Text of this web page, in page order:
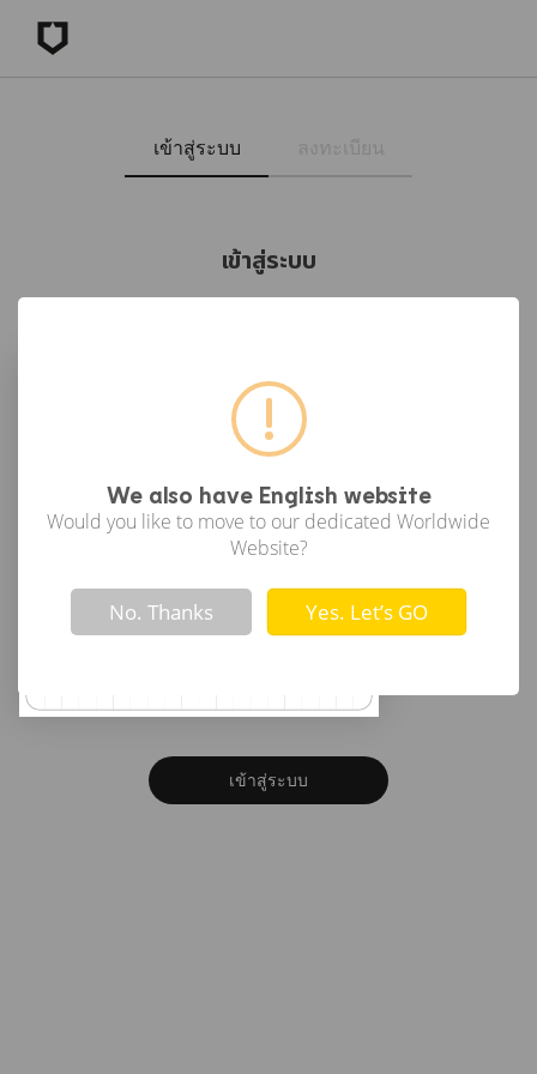
We also have English website
Would you like to move to our dedicated Worldwide
Website?
! Not valid!
No. Thanks Yes. Let’s GO
เข้าสู่ระบบ
เข้าสู่ระบบ
เข้าสู่ระบบด้วย Google
or
รหัสผ่าน